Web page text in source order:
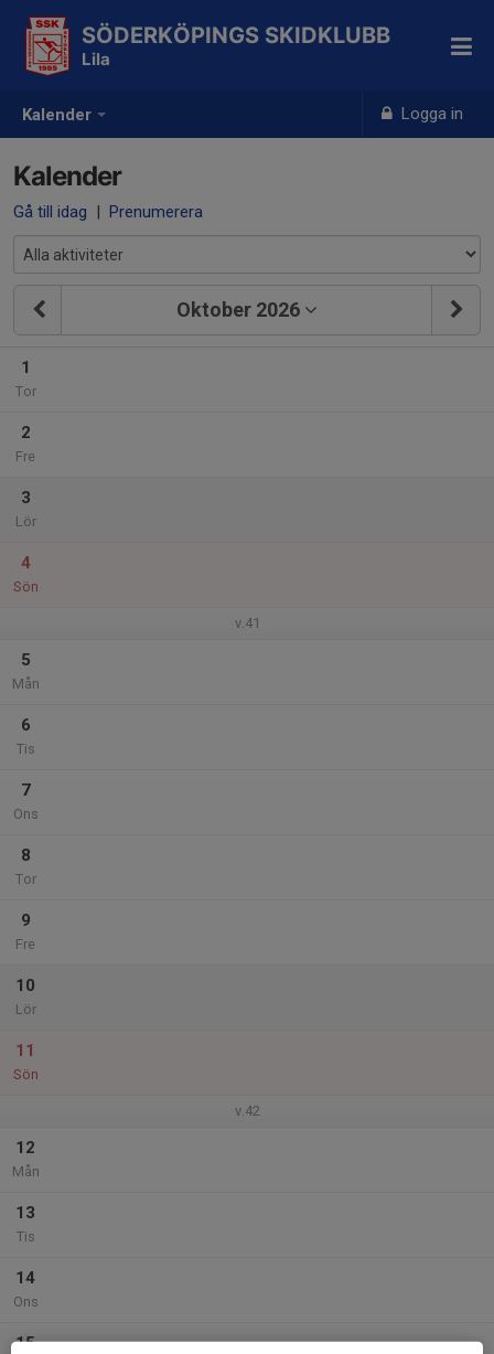
Kalender Logga in
SÖDERKÖPINGS SKIDKLUBB
Lila
Kalender
Gå till idag | Prenumerera
Oktober 2026
1
Tor
2
Fre
3
Lör
4
Sön
v.41
5
Mån
6
Tis
7
Ons
8
Tor
9
Fre
10
Lör
11
Sön
v.42
12
Mån
13
Tis
14
Ons
15